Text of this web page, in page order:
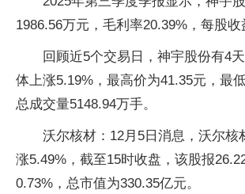
1986.56万元，毛利率20.39%，每股收
回顾近5个交易日，神宇股份有4
体上涨5.19%，最高价为41.35元，最
总成交量5148.94万手。
沃尔核材：12月5日消息，沃尔核
涨5.49%，截至15时收盘，该股报
0.73%，总市值为330.35亿元。